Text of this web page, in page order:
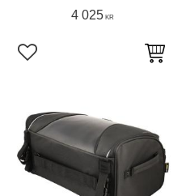
4 025 KR
Lägg till i favoriter